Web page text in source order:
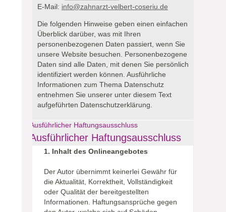
E-Mail: info@zahnarzt-velbert-coseriu.de
Die folgenden Hinweise geben einen einfachen
Überblick darüber, was mit Ihren
personenbezogenen Daten passiert, wenn Sie
unsere Website besuchen. Personenbezogene
Daten sind alle Daten, mit denen Sie persönlich
identifiziert werden können. Ausführliche
Informationen zum Thema Datenschutz
entnehmen Sie unserer unter diesem Text
aufgeführten Datenschutzerklärung.
Ausführlicher Haftungsausschluss
Ausführlicher Haftungsausschluss
1. Inhalt des Onlineangebotes
Der Autor übernimmt keinerlei Gewähr für
die Aktualität, Korrektheit, Vollständigkeit
oder Qualität der bereitgestellten
Informationen. Haftungsansprüche gegen